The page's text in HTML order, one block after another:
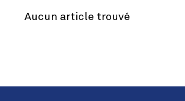
Aucun article trouvé